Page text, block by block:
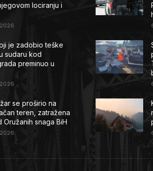
lociranju i
je zadobio teške
sudaru kod
preminuo u
se proširio na
teren, zatražena
Oružanih snaga BiH